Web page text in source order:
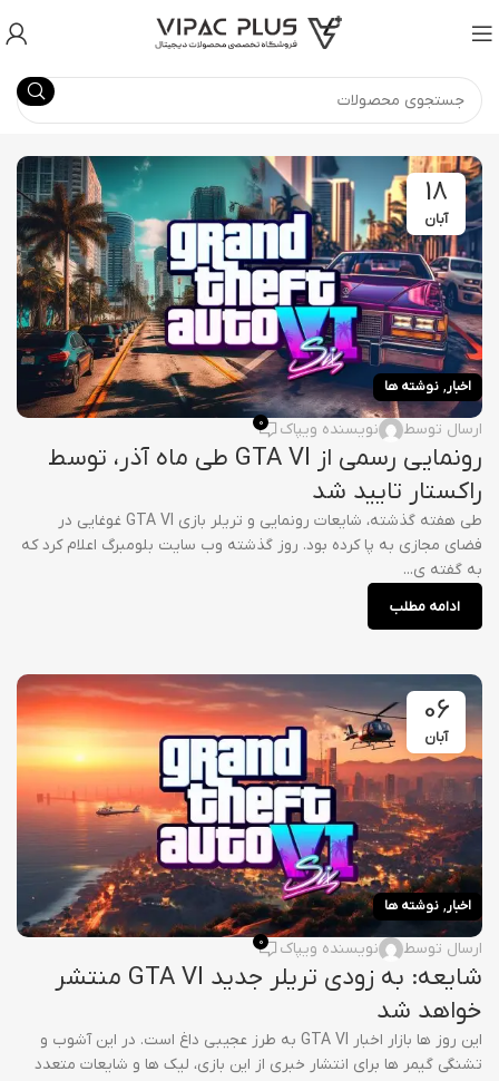
18
آبان
اخبار, نوشته ها
ارسال توسط نویسنده ویپاک 0
رونمایی رسمی از GTA VI طی ماه آذر، توسط
راکستار تایید شد
طی هفته گذشته، شایعات رونمایی و تریلر بازی GTA VI غوغایی در
فضای مجازی به پا کرده بود. روز گذشته وب سایت بلومبرگ اعلام کرد که
به گفته ی...
ادامه مطلب
06
آبان
اخبار, نوشته ها
ارسال توسط نویسنده ویپاک 0
شایعه: به زودی تریلر جدید GTA VI منتشر
خواهد شد
این روز ها بازار اخبار GTA VI به طرز عجیبی داغ است. در این آشوب و
تشنگی گیمر ها برای انتشار خبری از این بازی، لیک ها و شایعات متعدد